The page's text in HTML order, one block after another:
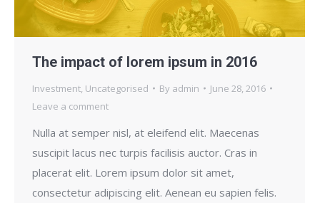
The impact of lorem ipsum in 2016
Investment, Uncategorised By admin
June 28, 2016
Leave a comment
Nulla at semper nisl, at eleifend elit. Maecenas
suscipit lacus nec turpis facilisis auctor. Cras in
placerat elit. Lorem ipsum dolor sit amet,
consectetur adipiscing elit. Aenean eu sapien felis.